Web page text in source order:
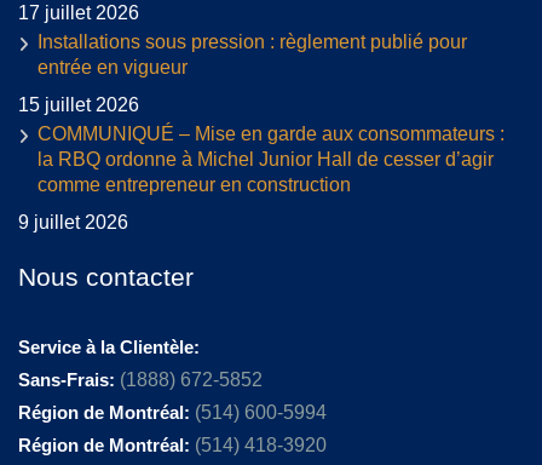
17 juillet 2026
Installations sous pression : règlement publié pour
entrée en vigueur
15 juillet 2026
COMMUNIQUÉ – Mise en garde aux consommateurs :
la RBQ ordonne à Michel Junior Hall de cesser d’agir
comme entrepreneur en construction
9 juillet 2026
Nous contacter
Service à la Clientèle:
Sans-Frais: (1888) 672-5852
Région de Montréal: (514) 600-5994
Région de Montréal: (514) 418-3920